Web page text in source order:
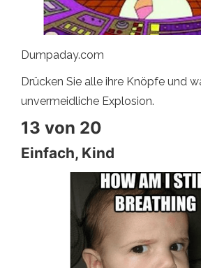
Dumpaday.com
Drücken Sie alle ihre Knöpfe und
unvermeidliche Explosion.
13 von 20
Einfach, Kind